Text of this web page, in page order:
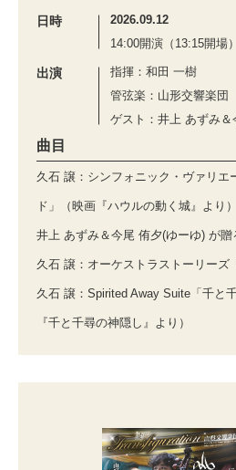
日時
2026.09.12
14:00開演（13:15開場）
出演
指揮：和田 一樹
管弦楽：山形交響楽団
ゲスト：井上 あずみ
曲目
久石 譲：シンフォニック・ヴァリエ
ド」（映画『ハウルの動く城』より）
井上 あずみ＆今尾 侑夕(ゆーゆ) が
久石 譲：オーケストラストーリーズ
久石 譲：Spirited Away Suite「千と
『千と千尋の神隠し』より）